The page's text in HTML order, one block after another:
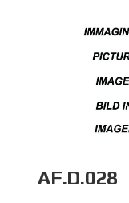
AF.D.028